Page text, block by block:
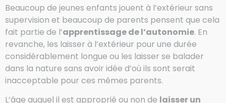
Beaucoup de jeunes enfants jouent à l’extérieur sans
supervision et beaucoup de parents pensent que cela
fait partie de l’apprentissage de l’autonomie. En
revanche, les laisser à l’extérieur pour une durée
considérablement longue ou les laisser se balader
dans la nature sans avoir idée d’où ils sont serait
inacceptable pour ces mêmes parents.
L’âge auquel il est approprié ou non de laisser un